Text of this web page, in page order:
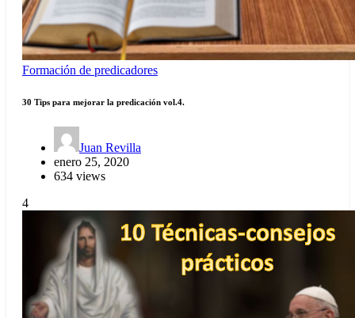
Formación de predicadores
30 Tips para mejorar la predicación vol.4.
Juan Revilla
enero 25, 2020
634 views
4